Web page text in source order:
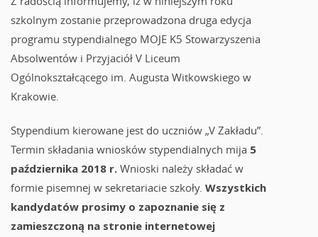
szkolnym zostanie przeprowadzona druga edycja
programu stypendialnego MOJE K5 Stowarzyszenia
Absolwentów i Przyjaciół V Liceum
Ogólnokształcącego im. Augusta Witkowskiego w
Krakowie.
Stypendium kierowane jest do uczniów „V Zakładu”.
Termin składania wniosków stypendialnych mija 5
października 2018 r. Wnioski należy składać w
formie pisemnej w sekretariacie szkoły. Wszystkich
kandydatów prosimy o zapoznanie się z
zamieszczoną na stronie internetowej